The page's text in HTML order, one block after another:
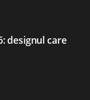
designul care